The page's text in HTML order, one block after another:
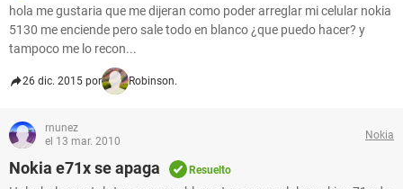
hola me gustaria que me dijeran como poder arreglar mi celular nokia
5130 me enciende pero sale todo en blanco ¿que puedo hacer? y
tampoco me lo recon...
26 dic. 2015 por Robinson.
rnunez
el 13 mar. 2010
Nokia
Nokia e71x se apaga Resuelto